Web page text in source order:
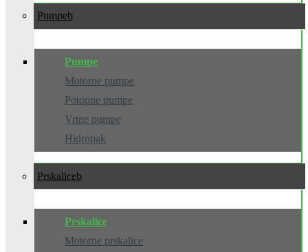
Pumpe
Pumpe
Motorne pumpe
Potopne pumpe
Vrtne pumpe
Hidropak
Prskalice
Prskalice
Motorne prskalice